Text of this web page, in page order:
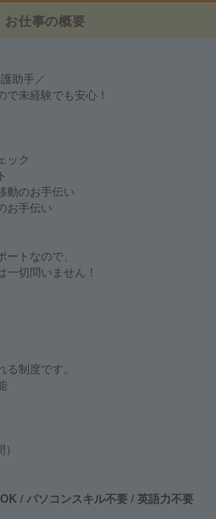
お仕事の概要
助手／
未経験でも安心！
ック
動のお手伝い
お手伝い
トなので、
切問いません！
制度です。
/ パソコンスキル不要 / 英語力不要